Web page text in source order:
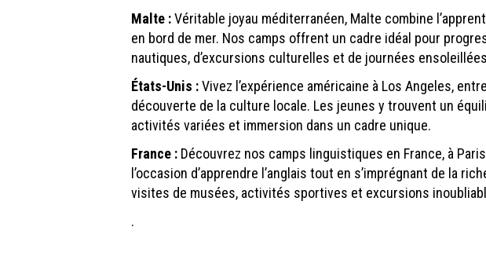
Malte :Véritable joyau méditerranéen, Malte combine
en bord de mer. Nos camps offrent un cadre idéal pour
nautiques, d’excursions culturelles et de journées
États-Unis :Vivez l’expérience américaine à Los Angeles,
découverte de la culture locale. Les jeunes y trouvent un
activités variées et immersion dans un cadre unique.
France : Découvrez nos camps linguistiques en France, à
l’occasion d’apprendre l’anglais tout en s’imprégnant de la
visites de musées, activités sportives et excursions
.